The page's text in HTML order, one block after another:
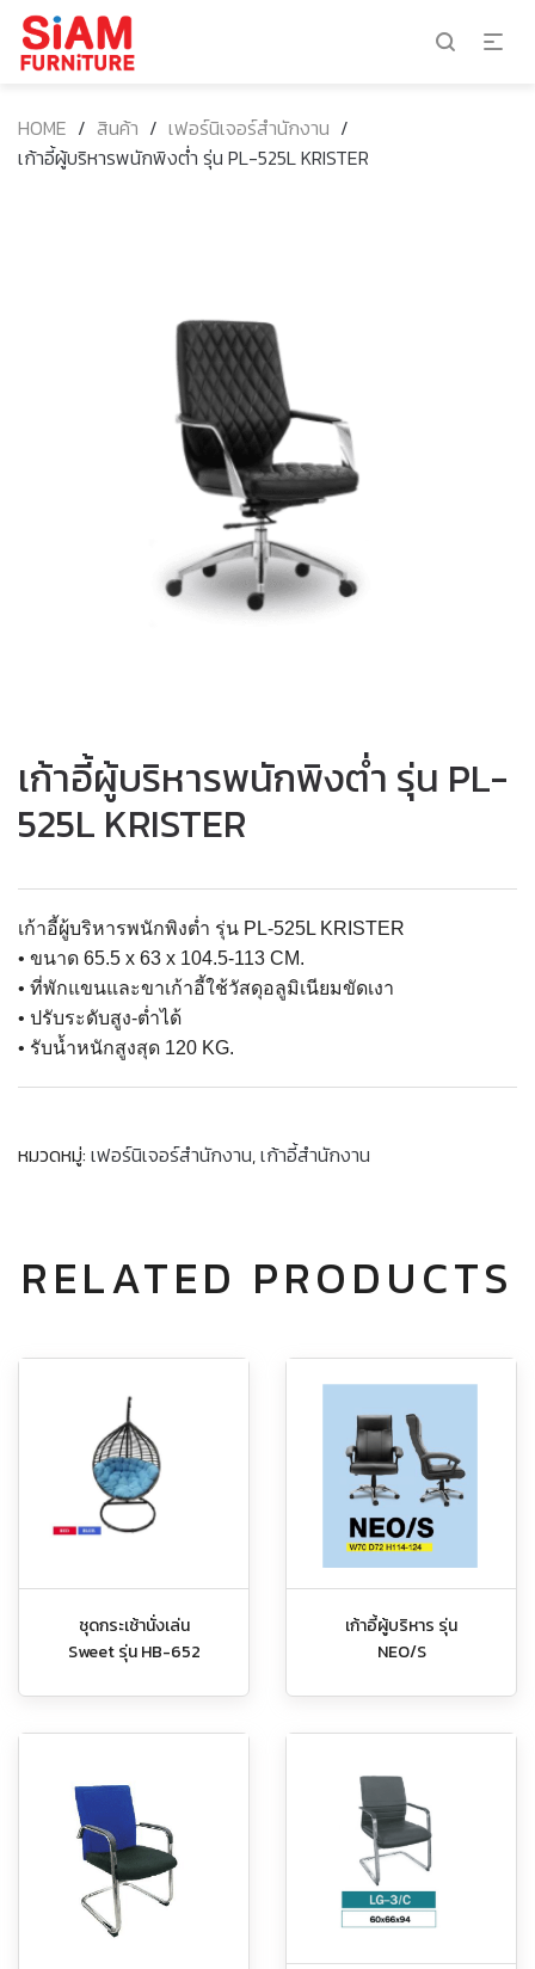
HOME / สินค้า / เฟอร์นิเจอร์สำนักงาน /
เก้าอี้ผู้บริหารพนักพิงต่ำ รุ่น PL-525L KRISTER
เก้าอี้ผู้บริหารพนักพิงต่ำ รุ่น PL-
525L KRISTER
เก้าอี้ผู้บริหารพนักพิงต่ำ รุ่น PL-525L KRISTER
• ขนาด 65.5 x 63 x 104.5-113 CM.
• ที่พักแขนและขาเก้าอี้ใช้วัสดุอลูมิเนียมขัดเงา
• ปรับระดับสูง-ต่ำได้
• รับน้ำหนักสูงสุด 120 KG.
หมวดหมู่: เฟอร์นิเจอร์สำนักงาน,เก้าอี้สำนักงาน
RELATED PRODUCTS
ชุดกระเช้านั่งเล่น
Sweet รุ่น HB-652
เก้าอี้ผู้บริหาร รุ่น
NEO/S